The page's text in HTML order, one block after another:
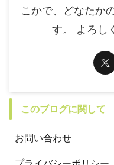
こかで、どなたか
す。 よろし
このブログに関して
お問い合わせ